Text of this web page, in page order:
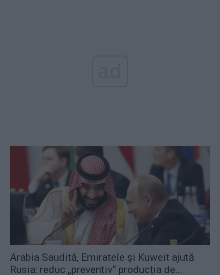
Arabia Saudită, Emiratele și Kuweit ajută
Rusia: reduc „preventiv“ producția de...